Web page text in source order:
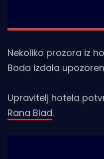
Nekoliko prozora iz
Boda izdala
Upravitelj hotela
Rana Blad.